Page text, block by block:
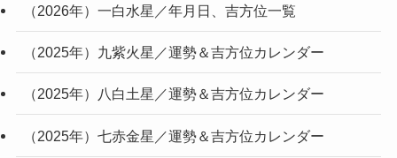
（2026年）一白水星／年月日、吉方位一覧
（2025年）九紫火星／運勢＆吉方位カレンダー
（2025年）八白土星／運勢＆吉方位カレンダー
（2025年）七赤金星／運勢＆吉方位カレンダー